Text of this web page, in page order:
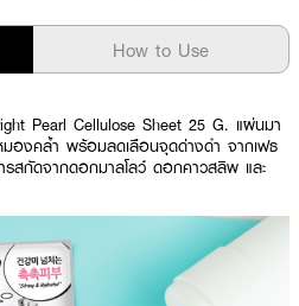
How to Use
Pearl Cellulose Sheet 25 G. แผ่นมา
องคล้ำ พร้อมลดเลือนจุดด่างดำ จากเฟธ
รสกัดจากดอกมาลโลว์ ดอกคาวสลิพ และ